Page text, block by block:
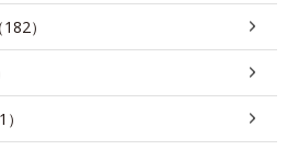
）